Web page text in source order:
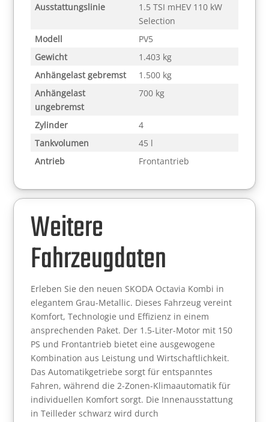
Ausstattungslinie
1.5 TSI mHEV 110 kW
Selection
Modell
PV5
Gewicht
1.403 kg
Anhängelast gebremst
1.500 kg
Anhängelast
ungebremst
700 kg
Zylinder
4
Tankvolumen
45 l
Antrieb
Frontantrieb
Weitere
Fahrzeugdaten
Erleben Sie den neuen SKODA Octavia Kombi in
elegantem Grau-Metallic. Dieses Fahrzeug vereint
Komfort, Technologie und Effizienz in einem
ansprechenden Paket. Der 1.5-Liter-Motor mit 150
PS und Frontantrieb bietet eine ausgewogene
Kombination aus Leistung und Wirtschaftlichkeit.
Das Automatikgetriebe sorgt für entspanntes
Fahren, während die 2-Zonen-Klimaautomatik für
individuellen Komfort sorgt. Die Innenausstattung
in Teilleder schwarz wird durch